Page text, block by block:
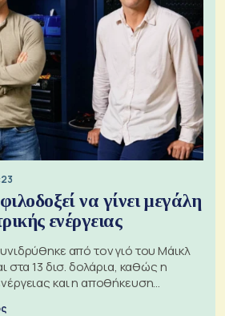
να γίνει μεγάλη
ενέργειας
από τον γιό του Μάικλ
στα 13 δισ. δολάρια, καθώς η
και η αποθήκευση